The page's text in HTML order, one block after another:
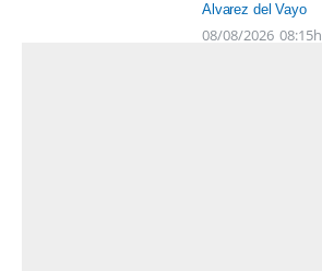
Alvarez del Vayo
08/08/2026 08:15h